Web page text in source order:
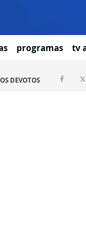
programas tv
DEVOTOS